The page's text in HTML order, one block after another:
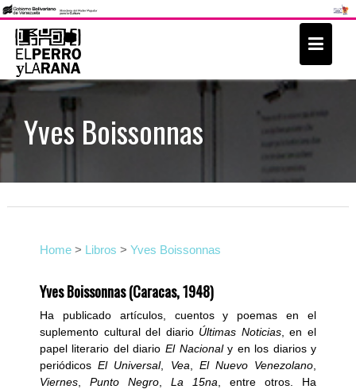
p
c
Yves Boissonnas
Home> Libros > Yves Boissonnas
Yves Boissonnas (Caracas, 1948)
Ha publicado artículos, cuentos y poemas en el
suplemento cultural del diarioÚltimas Noticias, en el
papel literario del diario El Nacionaly en los diarios y
periódicosEl Universal, Vea El Nuevo Venezolano
Viernes, Punto Negro, La 15na , entre otros. Ha